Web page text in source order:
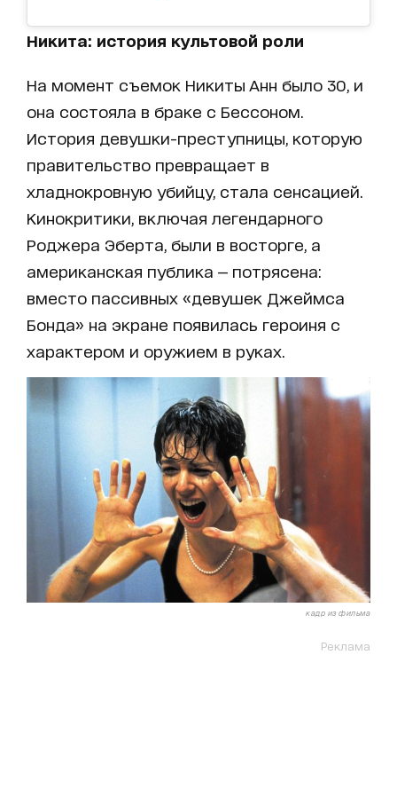
Никита: история культовой роли
На момент съемок Никиты Анн было 30, и
она состояла в браке с Бессоном.
История девушки-преступницы, которую
правительство превращает в
хладнокровную убийцу, стала сенсацией.
Кинокритики, включая легендарного
Роджера Эберта, были в восторге, а
американская публика — потрясена:
вместо пассивных «девушек Джеймса
Бонда» на экране появилась героиня с
характером и оружием в руках.
кадр из фильма
Реклама